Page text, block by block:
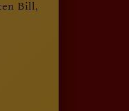
Bill,